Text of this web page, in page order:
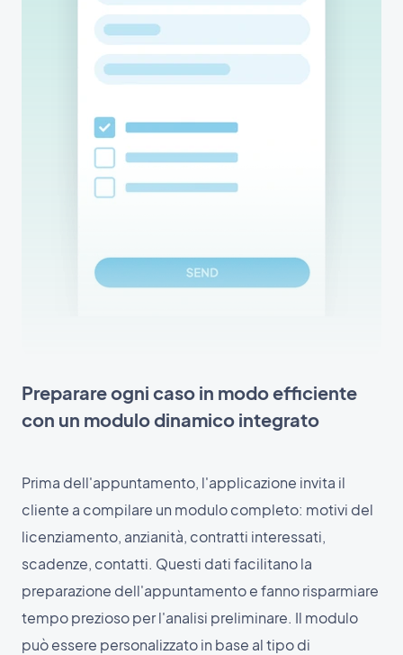
Preparare ogni caso in modo efficiente
con un modulo dinamico integrato
Prima dell'appuntamento, l'applicazione invita il
cliente a compilare un modulo completo: motivi del
licenziamento, anzianità, contratti interessati,
scadenze, contatti. Questi dati facilitano la
preparazione dell'appuntamento e fanno risparmiare
tempo prezioso per l'analisi preliminare. Il modulo
può essere personalizzato in base al tipo di